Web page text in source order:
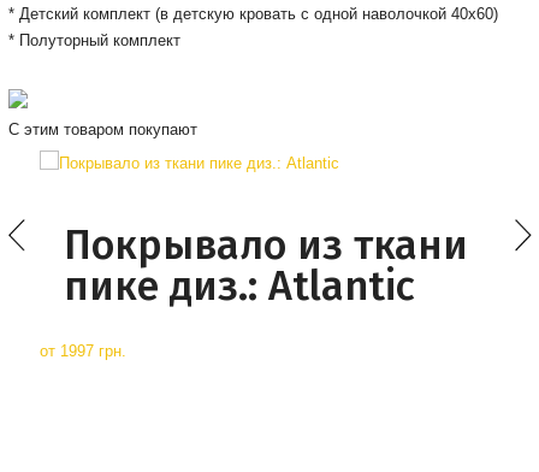
* Детский комплект (в детскую кровать с одной наволочкой 40x60)
* Полуторный комплект
С этим товаром покупают
Покрывало из ткани
пике диз.: Atlantic
от 1997 грн.